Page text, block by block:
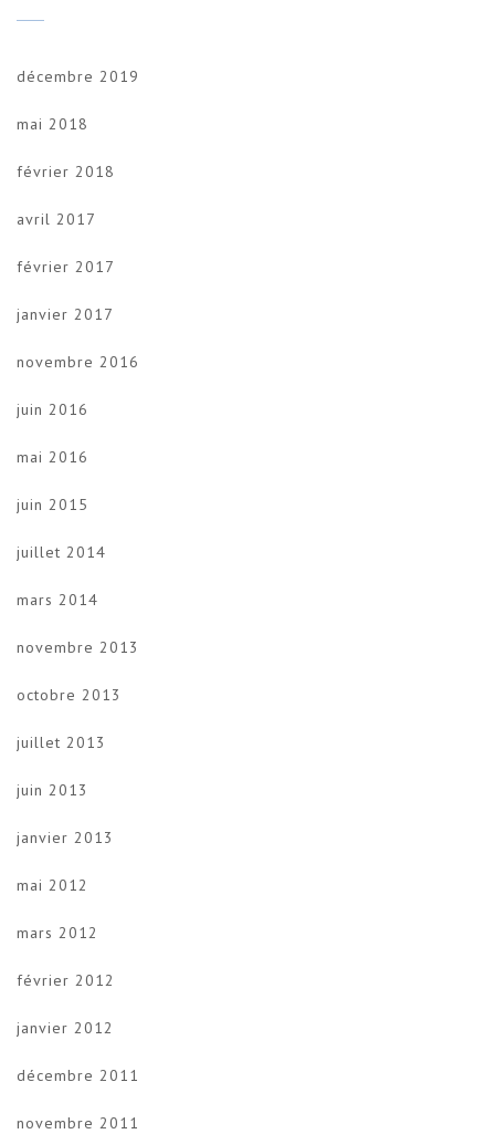
décembre 2019
mai 2018
février 2018
avril 2017
février 2017
janvier 2017
novembre 2016
juin 2016
mai 2016
juin 2015
juillet 2014
mars 2014
novembre 2013
octobre 2013
juillet 2013
juin 2013
janvier 2013
mai 2012
mars 2012
février 2012
janvier 2012
décembre 2011
novembre 2011